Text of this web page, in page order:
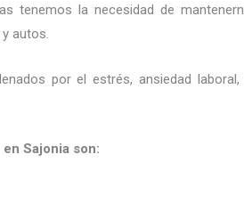
tenemos la necesidad de
autos.
por el estrés, ansiedad
en Sajonia son: